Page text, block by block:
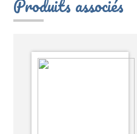
Produits associés